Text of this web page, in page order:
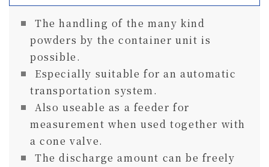
The handling of the many kind
powders by the container unit is
possible.
Especially suitable for an automatic
transportation system.
Also useable as a feeder for
measurement when used together with
a cone valve.
The discharge amount can be freely